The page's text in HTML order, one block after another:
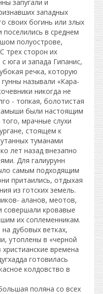
запугали и
западных
своих богинь или злых
поселились в среднем
полуострове,
трех сторон их
юга и запада Гипанис,
речка, которую
называли «Кара-
никогда не
- топкая, болотистая
были настоящим
мрачные слухи
стоящем к
туманами
лет назад внезапно
Для галиурунн
самым подходящим
притаились, отдыхая
из готских земель.
аланов, меотов,
совершали кровавые
их соплеменникам.
дубовых ветках,
утоплены в «черной
времена
готовилась
колдовство в
поляна со всех